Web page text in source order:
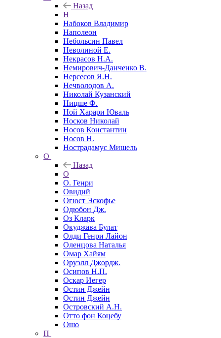
Назад
Н
Набоков Владимир
Наполеон
Небольсин Павел
Неволиной Е.
Некрасов Н.А.
Немирович-Данченко В.
Нерсесов Я.Н.
Нечволодов А.
Николай Кузанский
Ницше Ф.
Ной Харари Юваль
Носков Николай
Носов Константин
Носов Н.
Нострадамус Мишель
О
Назад
О
О. Генри
Овидий
Огюст Эскофье
Одюбон Дж.
Оз Кларк
Окуджава Булат
Олди Генри Лайон
Оленцова Наталья
Омар Хайям
Оруэлл Джордж.
Осипов Н.П.
Оскар Иегер
Остин Джейн
Остин Джейн
Островский А.Н.
Отто фон Коцебу
Ошо
П